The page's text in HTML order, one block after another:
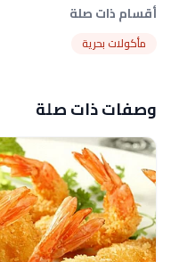
أقسام ذات صلة
مأكولات بحرية
وصفات ذات صلة